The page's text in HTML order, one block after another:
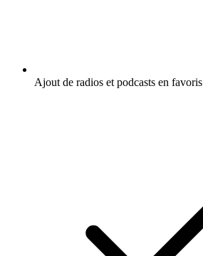
Ajout de radios et podcasts en favoris